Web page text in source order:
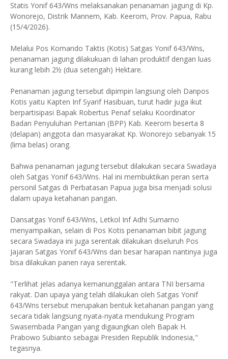
Statis Yonif 643/Wns melaksanakan penanaman jagung di Kp.
Wonorejo, Distrik Mannem, Kab. Keerom, Prov. Papua, Rabu
(15/4/2026).
Melalui Pos Komando Taktis (Kotis) Satgas Yonif 643/Wns,
penanaman jagung dilakukuan di lahan produktif dengan luas
kurang lebih 2½ (dua setengah) Hektare.
Penanaman jagung tersebut dipimpin langsung oleh Danpos
Kotis yaitu Kapten Inf Syarif Hasibuan, turut hadir juga ikut
berpartisipasi Bapak Robertus Penaf selaku Koordinator
Badan Penyuluhan Pertanian (BPP) Kab. Keerom beserta 8
(delapan) anggota dan masyarakat Kp. Wonorejo sebanyak 15
(lima belas) orang.
Bahwa penanaman jagung tersebut dilakukan secara Swadaya
oleh Satgas Yonif 643/Wns. Hal ini membuktikan peran serta
personil Satgas di Perbatasan Papua juga bisa menjadi solusi
dalam upaya ketahanan pangan.
Dansatgas Yonif 643/Wns, Letkol Inf Adhi Sumarno
menyampaikan, selain di Pos Kotis penanaman bibit jagung
secara Swadaya ini juga serentak dilakukan diseluruh Pos
Jajaran Satgas Yonif 643/Wns dan besar harapan nantinya juga
bisa dilakukan panen raya serentak.
"Terlihat jelas adanya kemanunggalan antara TNI bersama
rakyat. Dan upaya yang telah dilakukan oleh Satgas Yonif
643/Wns tersebut merupakan bentuk ketahanan pangan yang
secara tidak langsung nyata-nyata mendukung Program
Swasembada Pangan yang digaungkan oleh Bapak H.
Prabowo Subianto sebagai Presiden Republik Indonesia,"
tegasnya.